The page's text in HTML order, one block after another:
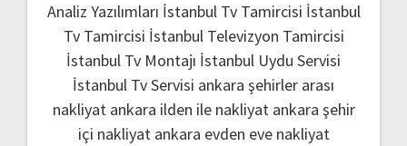
Analiz Yazılımları İstanbul Tv Tamircisi İstanbul
Tv Tamircisi İstanbul Televizyon Tamircisi
İstanbul Tv Montajı İstanbul Uydu Servisi
İstanbul Tv Servisi ankara şehirler arası
nakliyat ankara ilden ile nakliyat ankara şehir
içi nakliyat ankara evden eve nakliyat